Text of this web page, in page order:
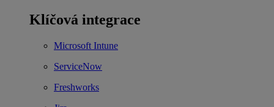
Klíčová integrace
Microsoft Intune
ServiceNow
Freshworks